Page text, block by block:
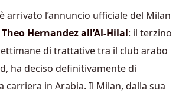
arrivato l’annuncio ufficiale del Milan
Theo Hernandez all’Al-Hilal: il terzino
di trattative tra il club arabo
ha deciso definitivamente di
carriera in Arabia. Il Milan, dalla sua